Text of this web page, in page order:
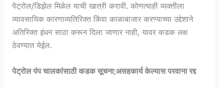
पेट्रोल/डिझेल मिळेल याची खात्री करावी. कोणत्याही व्यक्तीला
व्यावसायिक कारणाव्यतिरिक्त किंवा काळाबाजार करण्याच्या उद्देशाने
अतिरिक्त इंधन साठा करून दिला जाणार नाही, यावर कडक लक्ष
ठेवण्यात येईल.
पेट्रोल पंप चालकांसाठी कडक सूचना;असहकार्य केल्यास परवाना रद्द